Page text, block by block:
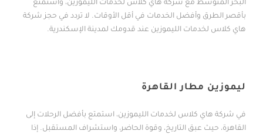
البحر المتوسط مع شركة هاي كلاس لخدمات الليموزين، واستمتع
بأقصر الطرق وأفضل الخدمات في أقل الأوقات. لا تردد في حجز شركة
هاي كلاس لخدمات الليموزين عند قدومك لمدينة الإسكندرية.
ليموزين مطار القاهرة
في شركة هاي كلاس لخدمات الليموزين، استمتع بأفضل الرحلات إلى
القاهرة، حيث عبق التاريخ، وقوة الحاضر، واستشراف المستقبل. إذا